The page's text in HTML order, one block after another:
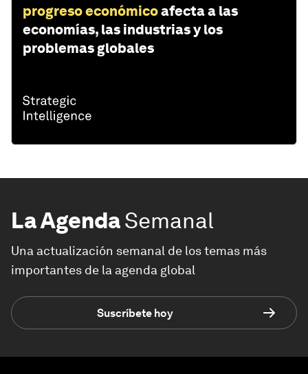
progreso económicoafecta a las
economías, las industrias y los
problemas globales
La AgendaSemanal
Una actualización semanal de los temas más
importantes de la agenda global
Suscríbete hoy